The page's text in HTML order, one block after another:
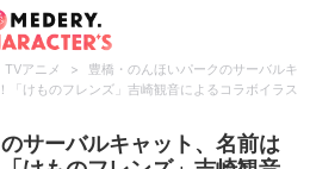
TVアニメ >
豊橋・のんほいパークのサーバルキ
「けものフレンズ」吉崎観音によるコラボイラス
サーバルキャット、名前は